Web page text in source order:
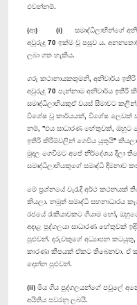
එවන්නම්.
(ආ) (i) සමෘද්ධිලාභින්ගේ
අවුරුදු 70 ඉක්ම වූ පසුව ය.
ලබා ගත හැකිය.
ගරු කථානායකතුමනි, අනිවාර්ය
අවුරුදු 70 පැන්නාම අනිවාර්ය
සමෘද්ධිලාභියකුඒ වයස් සීමාවට
විශේෂ වූ කාර්යයක්, විශේෂ ලෙඩක්
නම්, ''එය සාධාරණ හේතුවක්, ඔහුට
ඉතිරි කිරීම්වලින් ගෙවිය යුතුයි'' කියලා
මුදල ගෙවීමට අපේ නිර්දේශය දීලා
සමෘද්ධිලාභියකුගේ සමෘද්ධි දීමනාව
මේ ප්‍රශ්නයේ වැරැදි අර්ථ කථනයක්
කියලා. නමුත් සමෘද්ධි සහනාධාරය
රජයේ රැකියාවකට ගියාම හෝ,
අදාළ පුද්ගලයා සාධාරණ හේතුවක්
පුළුවන්. දරුවකුගේ අධ්‍යාපන
කාරණා කීපයක් ඒකට තිබෙනවා. ඒ
දෙන්න පුළුවන්.
(ii) මිය ගිය පුද්ගලයන්ගේ පවුලේ
අයිතිය පවරනු ලබයි.